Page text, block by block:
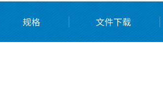
规格 文件下载